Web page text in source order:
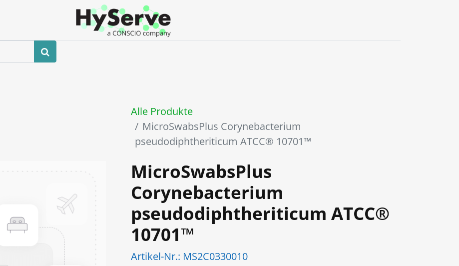
Alle Produkte
MicroSwabsPlus Corynebacterium
pseudodiphtheriticum ATCC® 10701™
MicroSwabsPlus
Corynebacterium
pseudodiphtheriticum ATCC®
10701™
Artikel-Nr.: MS2C0330010